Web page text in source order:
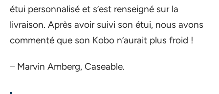
étui personnalisé et s’est renseigné sur la
livraison. Après avoir suivi son étui, nous avons
commenté que son Kobo n’aurait plus froid !
– Marvin Amberg, Caseable.